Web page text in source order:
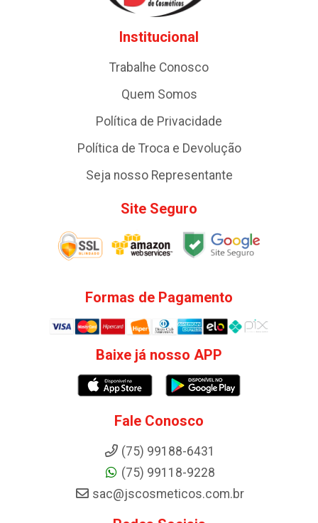
Institucional
Trabalhe Conosco
Quem Somos
Política de Privacidade
Política de Troca e Devolução
Seja nosso Representante
Site Seguro
Formas de Pagamento
Baixe já nosso APP
Fale Conosco
(75) 99188-6431
(75) 99118-9228
sac@jscosmeticos.com.br